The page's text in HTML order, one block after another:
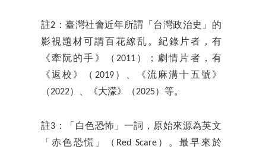
註2：臺灣社會近年所謂「台灣政治史」的
影視題材可謂百花繚乱。紀錄片者，有
《牽阮的手》（2011）；劇情片者，有
《返校》（2019）、《流麻溝十五號》
（2022）、《大濛》（2025）等。
註3：「白色恐怖」一詞，原始來源為英文
「赤色恐慌」（Red Scare）。最早來於